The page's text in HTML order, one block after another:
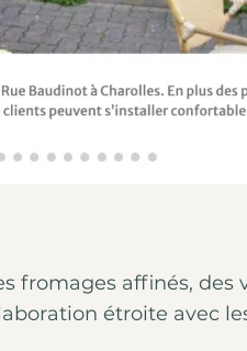
affinés, des
étroite avec